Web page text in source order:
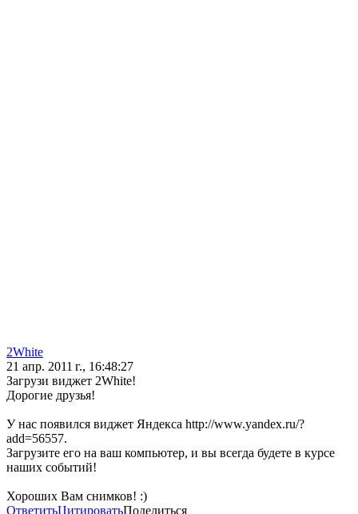
2White
21 апр. 2011 г., 16:48:27
Загрузи виджет 2White!
Дорогие друзья!
У нас появился виджет Яндекса http://www.yandex.ru/?
add=56557.
Загрузите его на ваш компьютер, и вы всегда будете в курсе
наших событий!
Хороших Вам снимков! :)
ОтветитьЦитироватьПоделиться